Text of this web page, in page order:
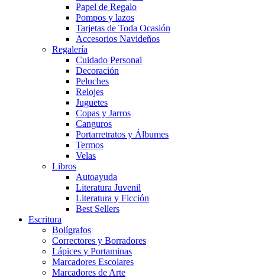
Papel de Regalo
Pompos y lazos
Tarjetas de Toda Ocasión
Accesorios Navideños
Regalería
Cuidado Personal
Decoración
Peluches
Relojes
Juguetes
Copas y Jarros
Canguros
Portarretratos y Álbumes
Termos
Velas
Libros
Autoayuda
Literatura Juvenil
Literatura y Ficción
Best Sellers
Escritura
Bolígrafos
Correctores y Borradores
Lápices y Portaminas
Marcadores Escolares
Marcadores de Arte